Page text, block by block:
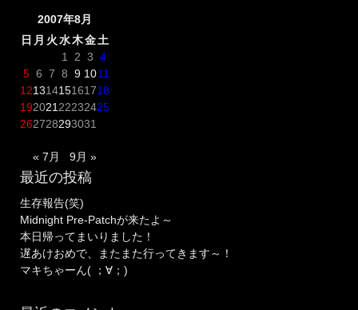
2007年8月
日 月 火水木金土
1 2 3 4
5 6 7 8 9 1011
12131415161718
19202122232425
262728293031
« 7月 9月 »
最近の投稿
生存報告(笑)
Midnight Pre-Patchが来たよ～
本日帰ってまいりました！
遅あけおめで、またまた行ってきます～！
マキちゃーん( ；∀；)